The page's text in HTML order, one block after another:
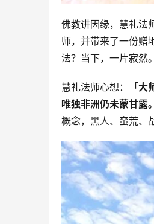
佛教讲因缘，慧礼法
师，并带来了一份赠
法？当下，一片寂然。
慧礼法师心想：
「
唯独非洲仍未蒙甘露
概念，黑人、蛮荒、